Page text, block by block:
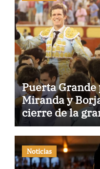
Puerta Grande
Miranda y
cierre de la
Verano de El
Noticias